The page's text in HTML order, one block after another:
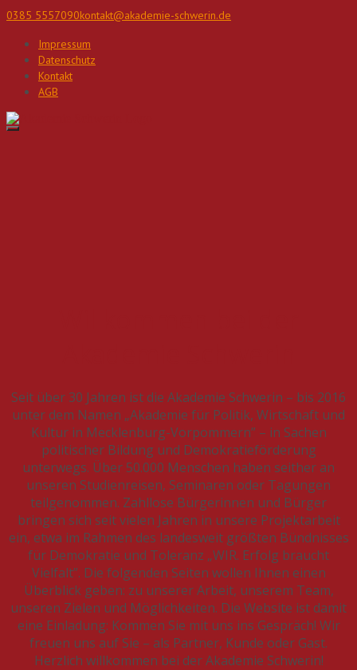
Direkt
Inhalt
0385 5557090kontakt@akademie-schwerin.de
Impressum
Datenschutz
Kontakt
AGB
Seit über 30 Jahren ist die Akademie Schwerin – bis 2016
unter dem Namen „Akademie für Politik, Wirtschaft und
Kultur in Mecklenburg-Vorpommern” – in Sachen
politischer Bildung und Demokratieförderung
unterwegs. Über 50.000 Menschen haben seither an
unseren Studienreisen, Seminaren oder Tagungen
teilgenommen. Zahllose Bürgerinnen und Bürger
bringen sich seit vielen Jahren in unsere Projektarbeit
ein, etwa im Rahmen des landesweit größten Bündnisses
für Demokratie und Toleranz „WIR. Erfolg braucht
Vielfalt”. Die folgenden Seiten wollen Ihnen einen
Überblick geben: zu unserer Arbeit, unserem Team,
unseren Zielen und Möglichkeiten. Die Website ist damit
eine Einladung: Kommen Sie mit uns ins Gespräch! Wir
freuen uns auf Sie – als Partner, Kunde oder Gast.
Herzlich willkommen bei der Akademie Schwerin!